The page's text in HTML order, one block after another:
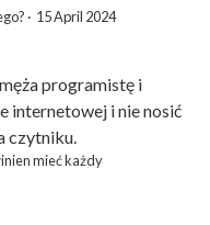
· 15 April 2024
programistę i
internetowej i nie nosić
czytniku.
mieć każdy